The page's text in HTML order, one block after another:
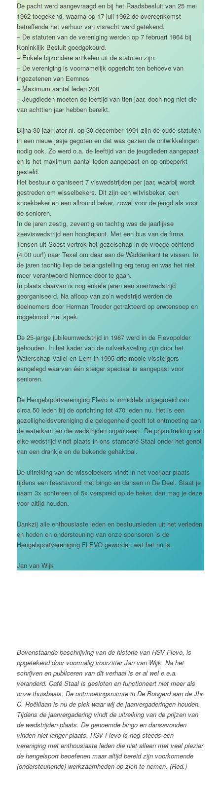
De pacht werd aangevraagd en bij het Raadsbesluit van 25 mei
1962 toegekend, waarna op 17 juli 1962 de overeenkomst
betreffende het verhuur van visrecht werd getekend.
– De statuten van de vereniging werden op 7 februari 1964 bij
Koninklijk Besluit goedgekeurd.
– Enkele bijzondere artikelen uit de statuten zijn:
– De vereniging is voornamelijk opgericht ten behoeve van
ingezetenen van Eemnes
– Maximum aantal leden 200
– Jeugdleden moeten de leeftijd van tien jaar, doch nog niet die
van achttien jaar hebben bereikt.
Bijna 30 jaar later nl. op 30 december 1991 zijn de oude statuten
in een nieuw jasje gegoten en dat was gezien de ontwikkelingen
nodig ook. Zo werd o.a. de leeftijd van de jeugdleden aangepast
en is het maximum aantal leden aangepast en op onbeperkt
gesteld.
Het bestuur organiseert 7 viswedstrijden per jaar, waarbij wordt
gestreden om wisselbekers. Dit zijn een witvisbeker, een
snoekbeker en een allround beker, zowel voor de jeugd als voor
de senioren.
In de jaren zestig, zeventig en tachtig was de jaarlijkse
zeeviswedstrijd een hoogtepunt. Met een bus van de firma
Tensen uit Soest vertrok het gezelschap in de vroege ochtend
(4.00 uur!) naar Texel om daar aan de Waddenkant te vissen. In
de jaren tachtig liep de belangstelling erg terug en was het niet
meer verantwoord hiermee door te gaan.
In plaats daarvan is nog enkele jaren een snertwedstrijd
georganiseerd. Na afloop van zo’n wedstrijd werden de
deelnemers door Herman Troeder getrakteerd op erwtensoep en
roggebrood met spek.
De 25-jarige jubileumwedstrijd in 1987 werd in de Flevopolder
gehouden. In het kader van de ruilverkaveling zijn door het
Waterschap Vallei en Eem in 1995 drie mooie vissteigers
aangelegd waarvan één steiger speciaal is aangepast voor
senioren.
De Hengelsportvereniging Flevo is inmiddels uitgegroeid van
circa 50 leden bij de oprichting tot 470 leden nu. Het is een
gezelligheidsvereniging die gelegenheid geeft tot ontmoeting aan
de waterkant en die wedstrijden organiseert. De prijsuitreiking van
elke wedstrijd vindt plaats in ons stamcafé Staal onder het genot
van een drankje en de bekende gehaktbal.
De uitreiking van de wisselbekers vindt in het voorjaar plaats
tijdens een feestavond met bingo en dansen in De Deel. Staat je
naam 3x achtereen of 5x verspreid op de beker, dan mag je deze
voor altijd houden.
Dankzij alle enthousiaste leden en bestuursleden uit het verleden
en heden en ondersteuning van onze sponsoren is de
Hengelsportvereniging FLEVO geworden wat het nu is.
Jan van Wijk
Bovenstaande beschrijving van de historie van HSV Flevo, is
opgetekend door voormalig voorzitter Jan van Wijk. Na het
schrijven en publiceren van dit verhaal is er al wel e.e.a.
veranderd. Café Staal is gesloten en functioneert niet meer als
onze thuisbasis. De ontmoetingsruimte in De Bongerd aan de Jhr.
C. Roëlllaan is nu de plek waar wij de jaarvergaderingen houden.
Tijdens de jaarvergadering vindt de uitreiking van de prijzen van
de wedstrijden plaats. De genoemde bingo en dansavonden
vinden niet langer plaats. HSV Flevo is nog steeds een
vereniging met enthousiaste leden die niet alleen met veel plezier
de hengelsport beoefenen maar altijd bereid zijn voorkomende
(ondersteunende) werkzaamheden op zich te nemen. (Red.)